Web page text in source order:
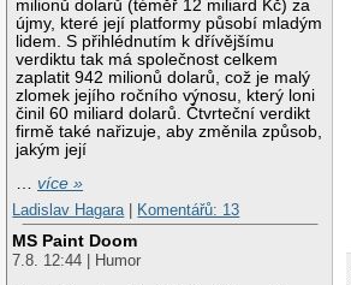
milionů dolarů (téměř 12 miliard Kč) za
újmy, které její platformy působí mladým
lidem. S přihlédnutím k dřívějšímu
verdiktu tak má společnost celkem
zaplatit 942 milionů dolarů, což je malý
zlomek jejího ročního výnosu, který loni
činil 60 miliard dolarů. Čtvrteční verdikt
firmě také nařizuje, aby změnila způsob,
jakým její
…více »
Ladislav Hagara
Komentářů: 13
MS Paint Doom
7.8. 12:44 | Humor